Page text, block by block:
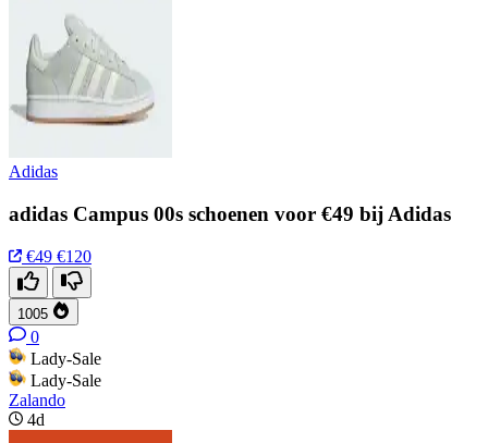
Adidas
adidas Campus 00s schoenen voor €49 bij Adidas
€49 €120
1005
0
Lady-Sale
Lady-Sale
Zalando
4d